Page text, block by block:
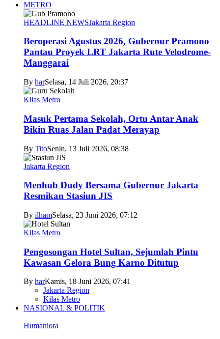
METRO
HEADLINE NEWSJakarta Region
Beroperasi Agustus 2026, Gubernur Pramono
Pantau Proyek LRT Jakarta Rute Velodrome-
Manggarai
By harSelasa, 14 Juli 2026, 20:37
Kilas Metro
Masuk Pertama Sekolah, Ortu Antar Anak
Bikin Ruas Jalan Padat Merayap
By TitoSenin, 13 Juli 2026, 08:38
Jakarta Region
Menhub Dudy Bersama Gubernur Jakarta
Resmikan Stasiun JIS
By ilhamSelasa, 23 Juni 2026, 07:12
Kilas Metro
Pengosongan Hotel Sultan, Sejumlah Pintu
Kawasan Gelora Bung Karno Ditutup
By harKamis, 18 Juni 2026, 07:41
Jakarta Region
Kilas Metro
NASIONAL & POLITIK
Humaniora